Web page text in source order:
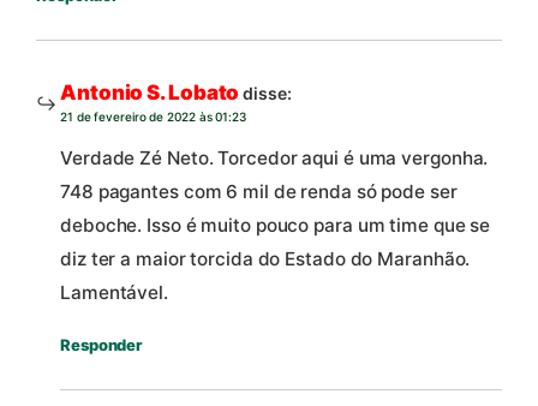
Antonio S. Lobato disse:
21 de fevereiro de 2022 às 01:23
Verdade Zé Neto. Torcedor aqui é uma vergonha.
748 pagantes com 6 mil de renda só pode ser
deboche. Isso é muito pouco para um time que se
diz ter a maior torcida do Estado do Maranhão.
Lamentável.
Responder